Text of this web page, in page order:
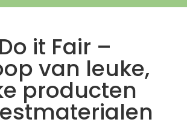
it Fair –
van leuke,
producten